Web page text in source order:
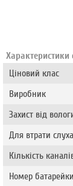
Характеристики
Ціновий клас
Виробник
Захист від
Для втрати
Кількість
Номер батарейки